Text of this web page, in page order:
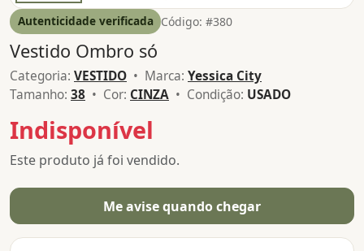
Autenticidade verificada Código: #380
Vestido Ombro só
Categoria: VESTIDO • Marca: Yessica City
Tamanho: 38 • Cor: CINZA • Condição: USADO
Indisponível
Este produto já foi vendido.
Me avise quando chegar